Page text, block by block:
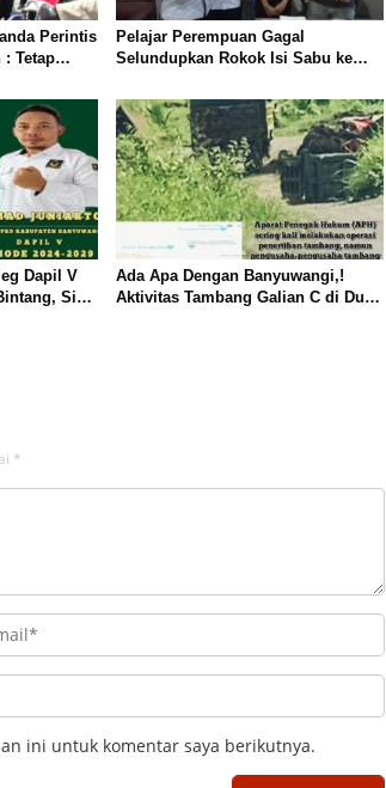
Perintis
: Tetap
Pelajar Perempuan Gagal
Selundupkan Rokok Isi Sabu ke
Dapil V
Siap
Ada Apa Dengan Banyuwangi,!
Aktivitas Tambang Galian C di Duga
*
ini untuk komentar saya berikutnya.